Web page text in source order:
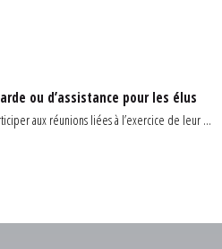
ou d’assistance pour les élus
aux réunions liées à l’exercice de leur ...